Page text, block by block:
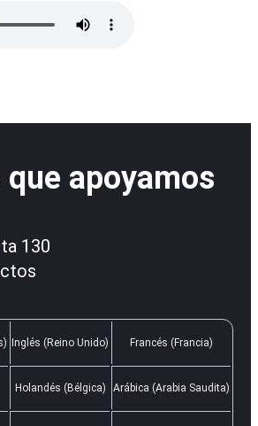
apoyamos
130
Inglés (Reino Unido) Francés (Francia)
Holandés (Bélgica) Arábica (Arabia Saudita)